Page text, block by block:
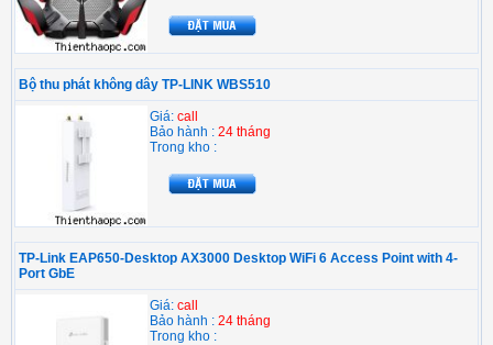
Bộ thu phát không dây TP-LINK WBS510
Giá: call
Bảo hành : 24 tháng
Trong kho :
TP-Link EAP650-Desktop AX3000 Desktop WiFi 6 Access Point with 4-
Port GbE
Giá: call
Bảo hành : 24 tháng
Trong kho :